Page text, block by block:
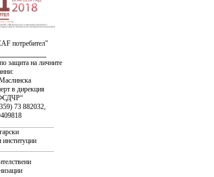
потребител"
защита на личните
в дирекция
73 882032,